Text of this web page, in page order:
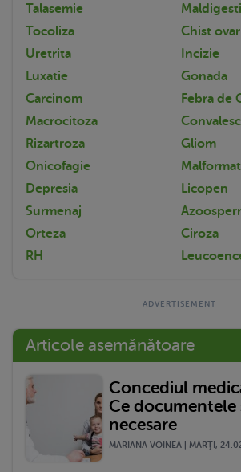
Talasemie
Tocoliza
Chist
Uretrita
Incizie
Luxatie
Gonada
Carcinom
Febra de
Macrocitoza
Rizartroza
Gliom
Onicofagie
Depresia
Licopen
Surmenaj
Orteza
Ciroza
RH
Articole asemănătoare
Concediul
Ce documentele
necesare
MARIANA VOINEA | MARŢI,